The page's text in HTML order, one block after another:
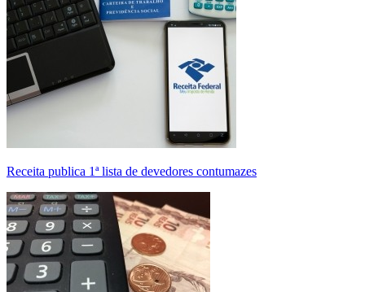
Receita publica 1ª lista de devedores contumazes